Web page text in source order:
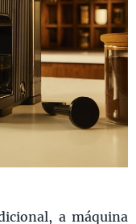
a máquina